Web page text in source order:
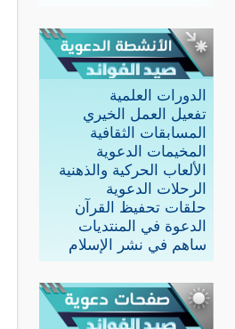
الدورات العلمية
تفعيل العمل الخيري
المسابقات الثقافية
المخيمات الدعوية
الألعاب الحركية والذهنية
الرحلات الدعوية
حلقات تحفيظ القرآن
الدعوة في المنتديات
ساهم في نشر الإسلام